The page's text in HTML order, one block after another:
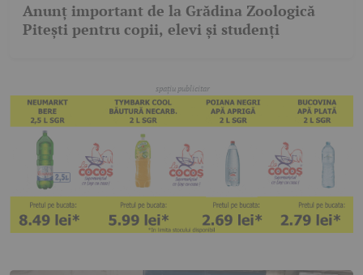
Anunț important de la Grădina Zoologică
Pitești pentru copii, elevi și studenți